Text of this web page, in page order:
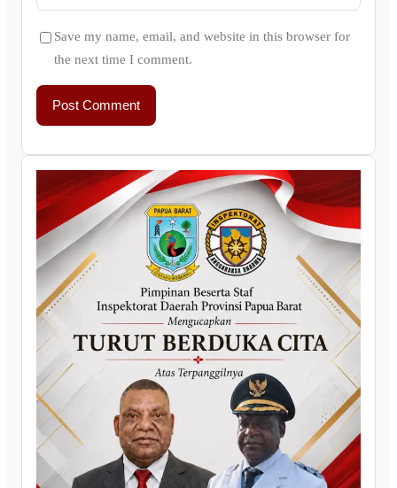
Save my name, email, and website in this browser for
the next time I comment.